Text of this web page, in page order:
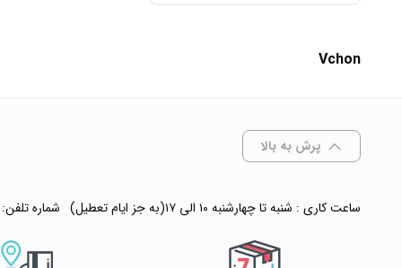
Vchon
پرش به بالا
ساعت کاری : شنبه تا چهارشنبه ۱۰ الی ۱۷(به جز ایام تعطیل) شماره تلفن: